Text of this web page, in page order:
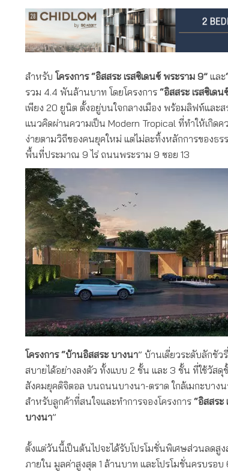
สำหรับ โครงการ “อิสสระ เรสซิเดนซ์ พระราม 9” และ
รวม 4.4 พันล้านบาท โดยโครงการ “อิสสระ เรสซิเด
เพียง 20 ยูนิต ตั้งอยู่บนใจกลางเมือง พร้อมลิฟท์และ
แนวคิดผ่านความเป็น Modern Tropical ที่ทำให้เกิด
ง่ายตามวิถีของคนยุคใหม่ แต่ไม่ละทิ้งหลักการของธ
พื้นที่ประมาณ 9 ไร่ ถนนพระราม 9 ซอย 13
โครงการ “บ้านอิสสระ บางนา” บ้านเดี่ยวระดับลักชั
สบายได้อย่างลงตัว ทั้งแบบ 2 ชั้น และ 3 ชั้น ที่ใช้วัสดุ
สังคมยุคดิจิตอล บนถนนบางนา-ตราด ใกล้เมกะบาง
สำหรับลูกค้าที่สนใจและทำการจองโครงการ “อิสสระ
บางนา”
ตั้งแต่วันนี้เป็นต้นไปจะได้รับโปรโมชั่นพิเศษส่วนลดสู
ภายใน มูลค่าสูงสุด 1 ล้านบาท และโปรโมชั่นครบรอ